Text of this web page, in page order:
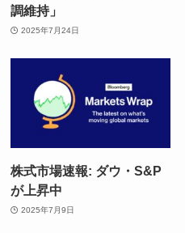
調維持」
2025年7月24日
株式市場速報: ダウ・S&P
が上昇中
2025年7月9日